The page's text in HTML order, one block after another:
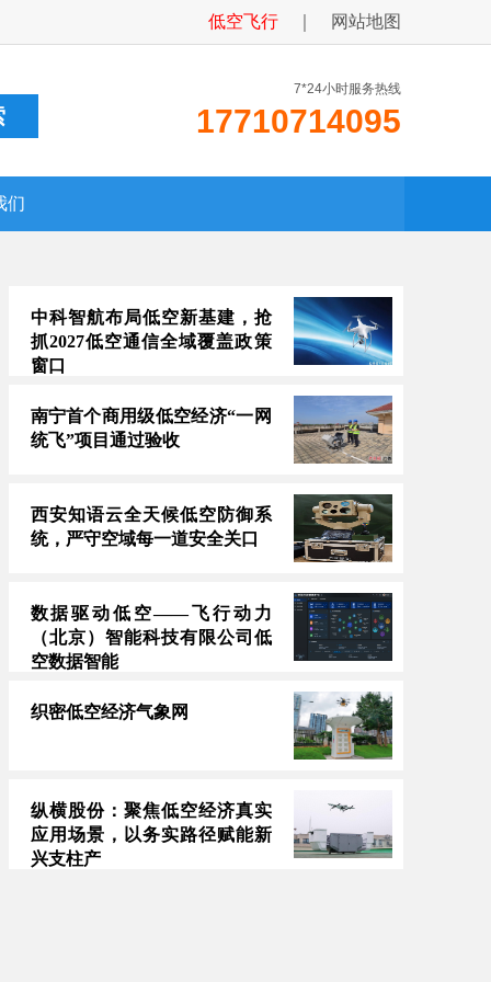
低空飞行 网站地图
7*24小时服务热线
17710714095
们
中科智航布局低空新基建，抢
抓2027低空通信全域覆盖政策
窗口
南宁首个商用级低空经济“一网
统飞”项目通过验收
西安知语云全天候低空防御系
统，严守空域每一道安全关口
数据驱动低空——飞行动力
（北京）智能科技有限公司低
空数据智能
织密低空经济气象网
纵横股份：聚焦低空经济真实
应用场景，以务实路径赋能新
兴支柱产